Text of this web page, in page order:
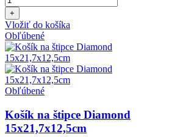
+
Vložiť do košíka
Obľúbené
Obľúbené
Košík na štipce Diamond
15x21,7x12,5cm